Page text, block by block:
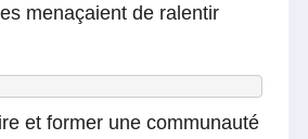
menaçaient de ralentir
et former une communauté